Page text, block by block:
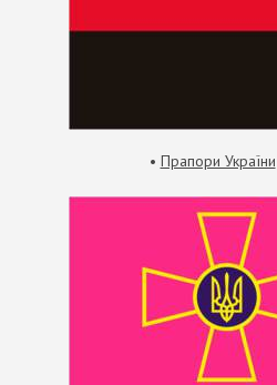
• Прапори України